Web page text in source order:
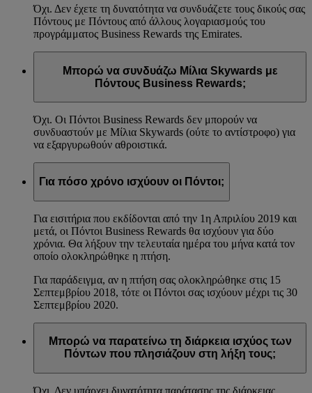
Όχι. Δεν έχετε τη δυνατότητα να συνδυάζετε τους δικούς σας
Πόντους με Πόντους από άλλους λογαριασμούς του
προγράμματος Business Rewards της Emirates.
Μπορώ να συνδυάζω Μίλια Skywards με
Πόντους Business Rewards;
Όχι. Οι Πόντοι Business Rewards δεν μπορούν να
συνδυαστούν με Μίλια Skywards (ούτε το αντίστροφο) για
να εξαργυρωθούν αθροιστικά.
Για πόσο χρόνο ισχύουν οι Πόντοι;
Για εισιτήρια που εκδίδονται από την 1η Απριλίου 2019 και
μετά, οι Πόντοι Business Rewards θα ισχύουν για δύο
χρόνια. Θα λήξουν την τελευταία ημέρα του μήνα κατά τον
οποίο ολοκληρώθηκε η πτήση.
Για παράδειγμα, αν η πτήση σας ολοκληρώθηκε στις 15
Σεπτεμβρίου 2018, τότε οι Πόντοι σας ισχύουν μέχρι τις 30
Σεπτεμβρίου 2020.
Μπορώ να παρατείνω τη διάρκεια ισχύος των
Πόντων που πλησιάζουν στη λήξη τους;
Όχι. Δεν υπάρχει δυνατότητα παράτασης της διάρκειας